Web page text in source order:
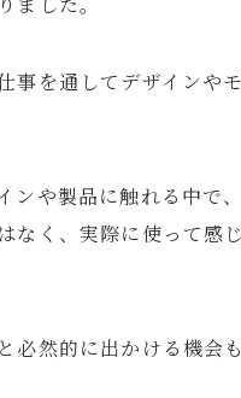
事を通してデザインや
ンや製品に触れる中で
なく、実際に使って感
必然的に出かける機会